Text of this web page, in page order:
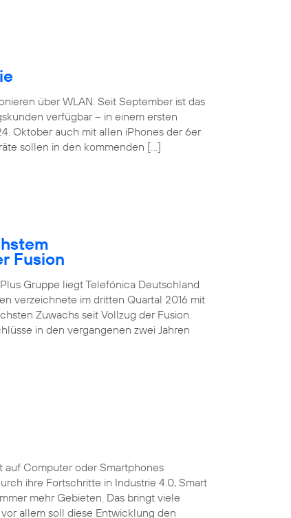
über WLAN. Seit September ist das
verfügbar – in einem ersten
Oktober auch mit allen iPhones der 6er
sollen in den kommenden […]
Fusion
Gruppe liegt Telefónica Deutschland
verzeichnete im dritten Quartal 2016 mit
Zuwachs seit Vollzug der Fusion.
in den vergangenen zwei Jahren
auf Computer oder Smartphones
ihre Fortschritte in Industrie 4.0, Smart
mehr Gebieten. Das bringt viele
allem soll diese Entwicklung den